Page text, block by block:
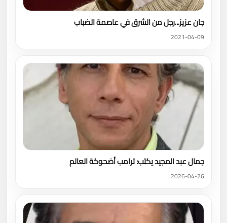
جان عزيز...رجل من الشرق في عاصمة الضباب
2021-04-09
جمال عبد المجيد يكتب: ترامب أضحوكة العالم
2026-04-26